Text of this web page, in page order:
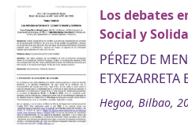
Los debates
Social y
PÉREZ DE
Hegoa, Bilbao,